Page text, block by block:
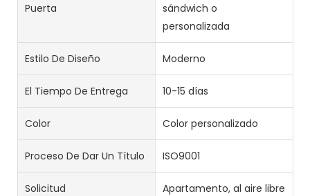
Puerta
sándwich o
personalizada
Estilo De Diseño Moderno
El Tiempo De Entrega 10-15 días
Color Color personalizado
Proceso De Dar Un Título ISO9001
Solicitud Apartamento, al aire libre